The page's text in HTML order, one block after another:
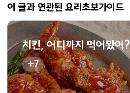
이 글과 연관된 요리초보가이드
치킨, 어디까지 먹어봤어?
7